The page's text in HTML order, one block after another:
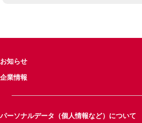
お知らせ
企業情報
パーソナルデータ（個人情報など）について